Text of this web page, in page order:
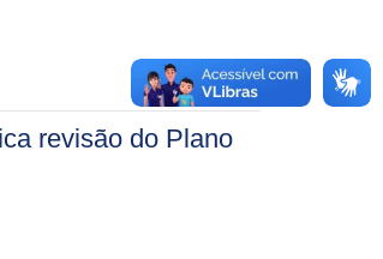
revisão do Plano